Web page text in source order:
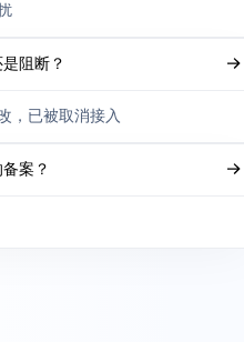
阻断？
，已被取消接入
案？